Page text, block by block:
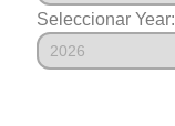
Seleccionar Year: